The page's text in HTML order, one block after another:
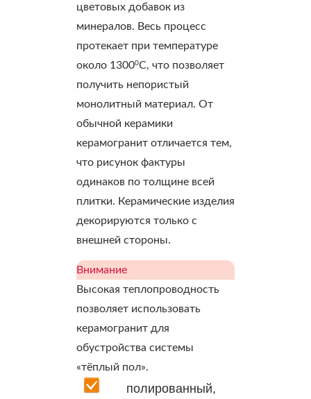
цветовых добавок из
минералов. Весь процесс
протекает при температуре
около 13000С, что позволяет
получить непористый
монолитный материал. От
обычной керамики
керамогранит отличается тем,
что рисунок фактуры
одинаков по толщине всей
плитки. Керамические изделия
декорируются только с
внешней стороны.
Внимание
Высокая теплопроводность
позволяет использовать
керамогранит для
обустройства системы
«тёплый пол».
полированный,